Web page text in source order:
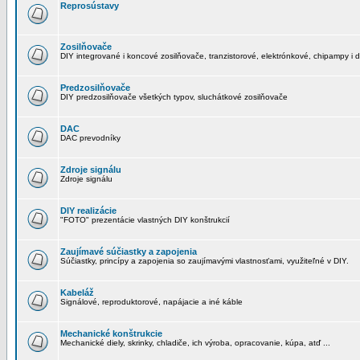
Reprosústavy
Zosilňovače
DIY integrované i koncové zosilňovače, tranzistorové, elektrónkové, chipampy i
Predzosilňovače
DIY predzosilňovače všetkých typov, sluchátkové zosilňovače
DAC
DAC prevodníky
Zdroje signálu
Zdroje signálu
DIY realizácie
"FOTO" prezentácie vlastných DIY konštrukcií
Zaujímavé súčiastky a zapojenia
Súčiastky, princípy a zapojenia so zaujímavými vlastnosťami, využiteľné v DIY.
Kabeláž
Signálové, reproduktorové, napájacie a iné káble
Mechanické konštrukcie
Mechanické diely, skrinky, chladiče, ich výroba, opracovanie, kúpa, atď ...